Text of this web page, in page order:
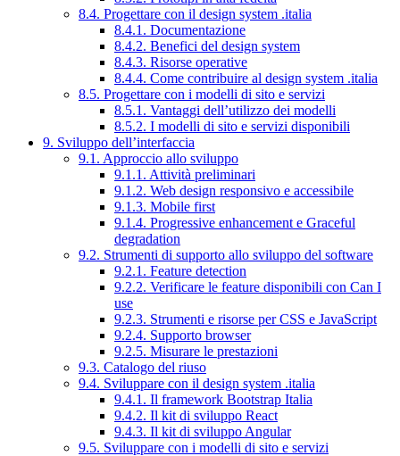
8.4. Progettare con il design system .italia
8.4.1. Documentazione
8.4.2. Benefici del design system
8.4.3. Risorse operative
8.4.4. Come contribuire al design system .italia
8.5. Progettare con i modelli di sito e servizi
8.5.1. Vantaggi dell’utilizzo dei modelli
8.5.2. I modelli di sito e servizi disponibili
9. Sviluppo dell’interfaccia
9.1. Approccio allo sviluppo
9.1.1. Attività preliminari
9.1.2. Web design responsivo e accessibile
9.1.3. Mobile first
9.1.4. Progressive enhancement e Graceful
degradation
9.2. Strumenti di supporto allo sviluppo del software
9.2.1. Feature detection
9.2.2. Verificare le feature disponibili con Can I
use
9.2.3. Strumenti e risorse per CSS e JavaScript
9.2.4. Supporto browser
9.2.5. Misurare le prestazioni
9.3. Catalogo del riuso
9.4. Sviluppare con il design system .italia
9.4.1. Il framework Bootstrap Italia
9.4.2. Il kit di sviluppo React
9.4.3. Il kit di sviluppo Angular
9.5. Sviluppare con i modelli di sito e servizi